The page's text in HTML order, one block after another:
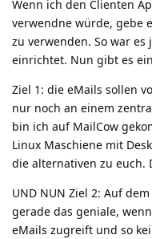
Wenn ich den Clienten
verwendne würde, gebe
zu verwenden. So war
einrichtet. Nun gibt es
Ziel 1: die eMails sollen
nur noch an einem
bin ich auf MailCow
Linux Maschiene mit
die alternativen zu euch.
UND NUN Ziel 2: Auf
gerade das geniale,
eMails zugreift und so